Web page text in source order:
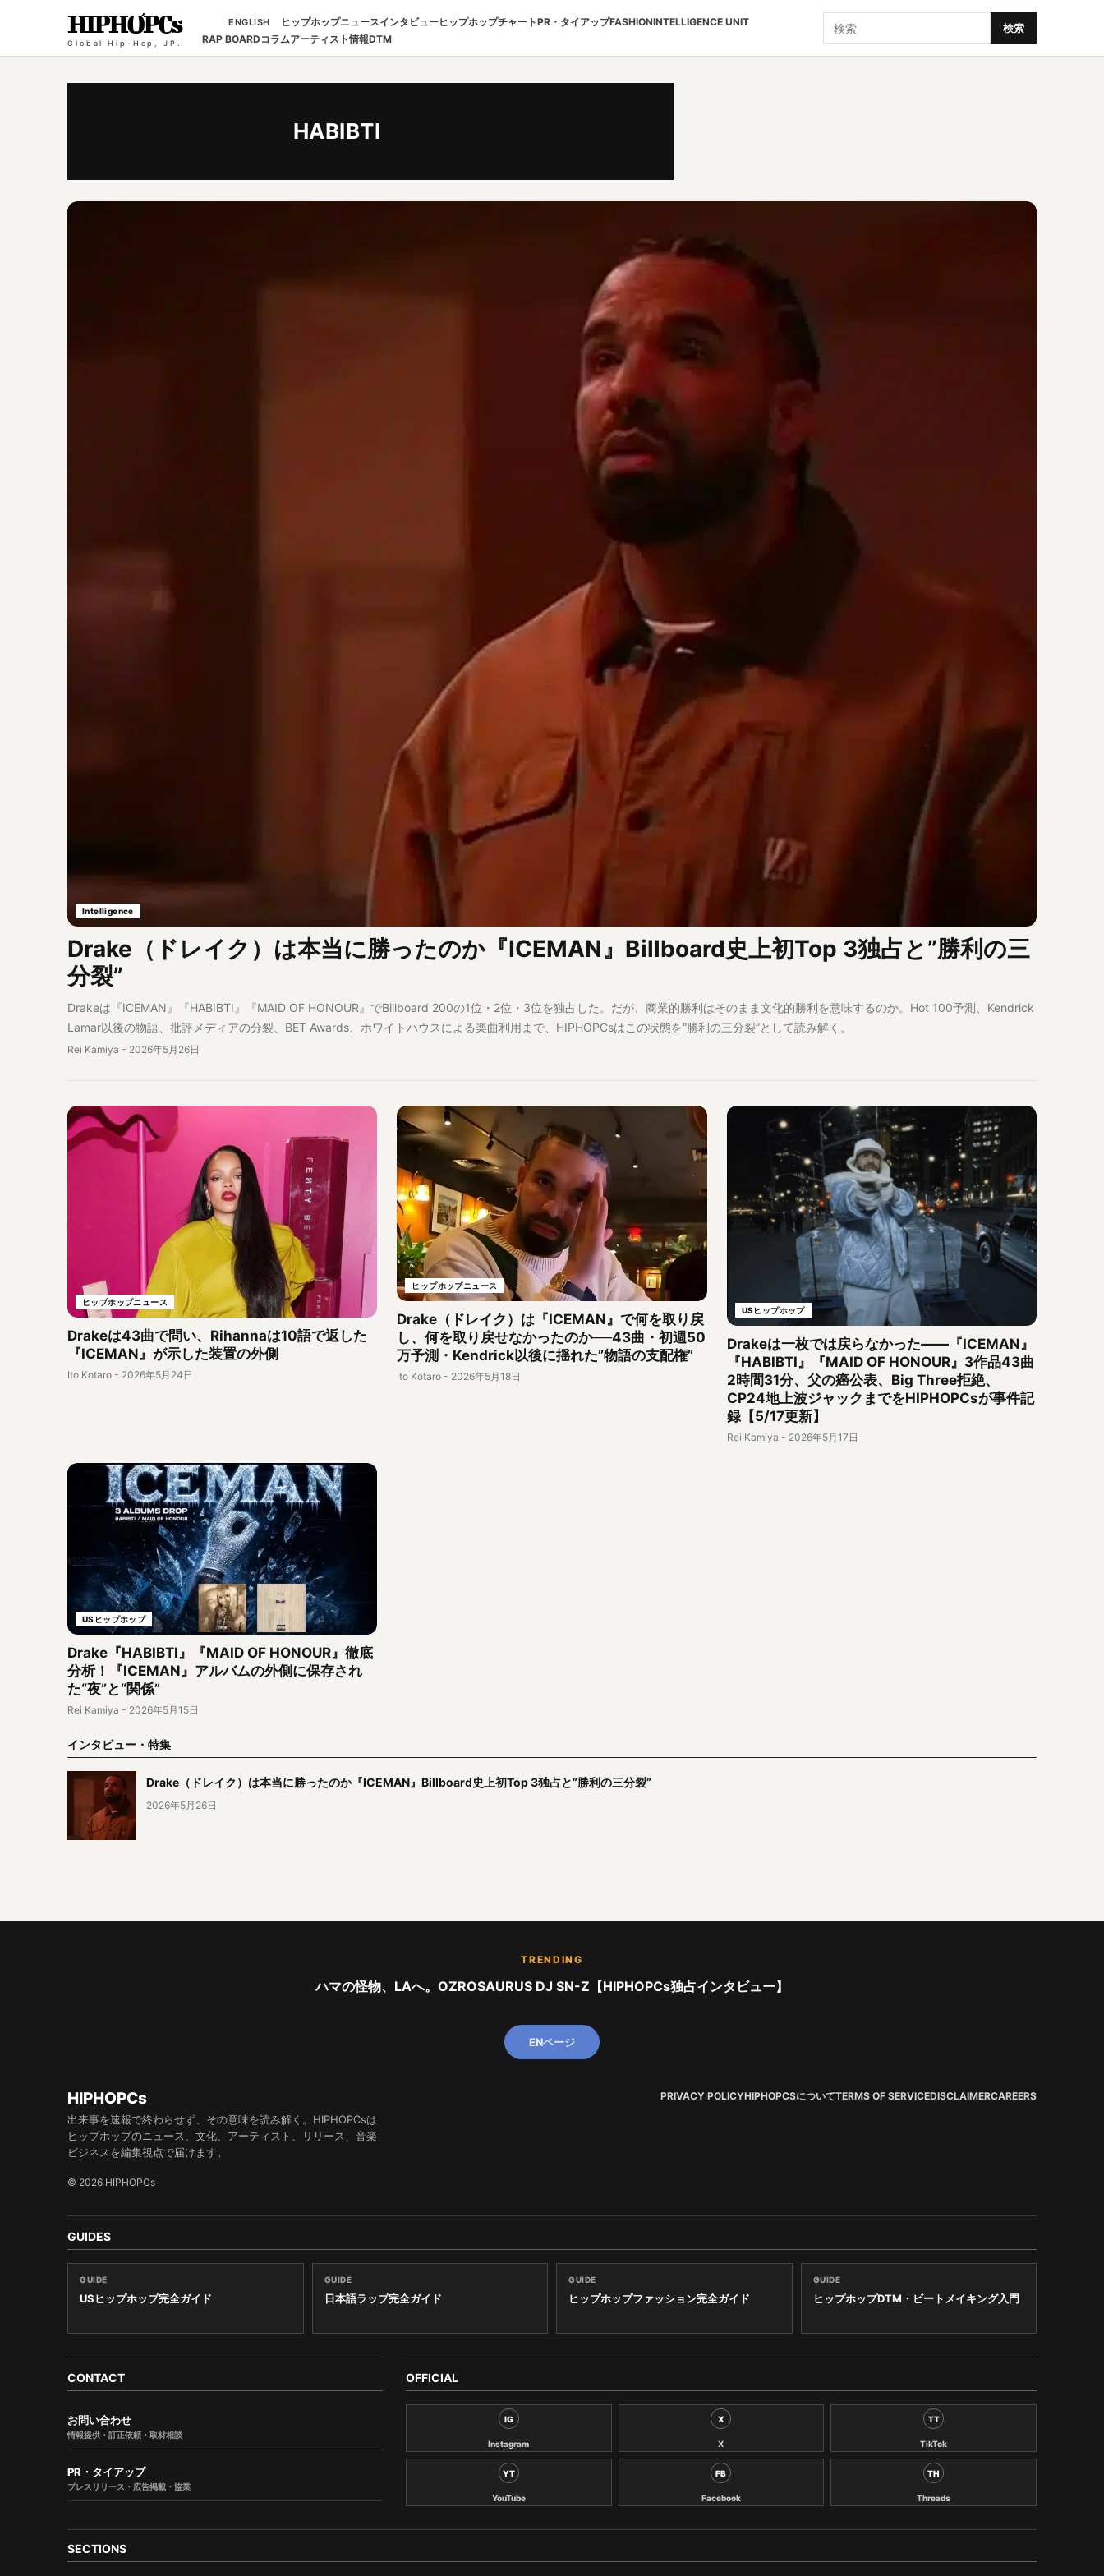
HIPHOPCs
Global Hip-Hop, JP.
ENGLISH ヒップホップニュースインタビューヒップホップチャートPR・タイアップFASHIONINTELLIGENCE UNIT
RAP BOARDコラムアーティスト情報DTM
検索 検索
HABIBTI
Intelligence
Drake（ドレイク）は本当に勝ったのか『ICEMAN』Billboard史上初Top 3独占と”勝利の三
分裂”
Drakeは『ICEMAN』『HABIBTI』『MAID OF HONOUR』でBillboard 200の1位・2位・3位を独占した。だが、商業的勝利はそのまま文化的勝利を意味するのか。Hot 100予測、Kendrick
Lamar以後の物語、批評メディアの分裂、BET Awards、ホワイトハウスによる楽曲利用まで、HIPHOPCsはこの状態を“勝利の三分裂”として読み解く。
Rei Kamiya - 2026年5月26日
ヒップホップニュース
Drakeは43曲で問い、Rihannaは10語で返した
『ICEMAN』が示した装置の外側
Ito Kotaro - 2026年5月24日
ヒップホップニュース
Drake（ドレイク）は『ICEMAN』で何を取り戻
し、何を取り戻せなかったのか──43曲・初週50
万予測・Kendrick以後に揺れた”物語の支配権”
Ito Kotaro - 2026年5月18日
USヒップホップ
Drakeは一枚では戻らなかった——『ICEMAN』
『HABIBTI』『MAID OF HONOUR』3作品43曲
2時間31分、父の癌公表、Big Three拒絶、
CP24地上波ジャックまでをHIPHOPCsが事件記
録【5/17更新】
Rei Kamiya - 2026年5月17日
USヒップホップ
Drake『HABIBTI』『MAID OF HONOUR』徹底
分析！『ICEMAN』アルバムの外側に保存され
た“夜”と“関係”
Rei Kamiya - 2026年5月15日
インタビュー・特集
Drake（ドレイク）は本当に勝ったのか『ICEMAN』Billboard史上初Top 3独占と”勝利の三分裂”
2026年5月26日
TRENDING
ハマの怪物、LAへ。OZROSAURUS DJ SN-Z【HIPHOPCs独占インタビュー】
ENページ
HIPHOPCs
出来事を速報で終わらせず、その意味を読み解く。HIPHOPCsは
ヒップホップのニュース、文化、アーティスト、リリース、音楽
ビジネスを編集視点で届けます。
© 2026 HIPHOPCs
PRIVACY POLICYHIPHOPCSについてTERMS OF SERVICEDISCLAIMERCAREERS
GUIDES
GUIDE
USヒップホップ完全ガイド
GUIDE
日本語ラップ完全ガイド
GUIDE
ヒップホップファッション完全ガイド
GUIDE
ヒップホップDTM・ビートメイキング入門
CONTACT
お問い合わせ
情報提供・訂正依頼・取材相談
PR・タイアップ
プレスリリース・広告掲載・協業
OFFICIAL
IG
Instagram
X
X
TT
TikTok
YT
YouTube
FB
Facebook
TH
Threads
SECTIONS